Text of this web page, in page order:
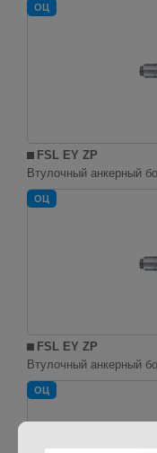
ОЦ
FSL EY ZP
Втулочный анкерный
ОЦ
FSL EY ZP
Втулочный анкерный
ОЦ